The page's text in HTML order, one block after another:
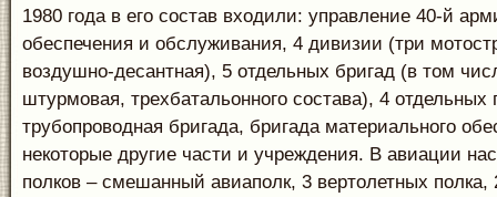
1980 года в его состав входили: управление 40-й
обеспечения и обслуживания, 4 дивизии (три
воздушно-десантная), 5 отдельных бригад (в том
штурмовая, трехбатальонного состава), 4 отдельных
трубопроводная бригада, бригада материального
некоторые другие части и учреждения. В авиации
полков – смешанный авиаполк, 3 вертолетных полка,